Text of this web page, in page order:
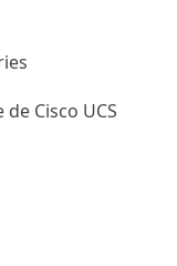
Cisco UCS